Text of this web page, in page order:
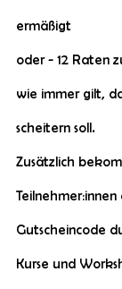
ermäßigt
oder - 12 Raten
wie immer gilt,
scheitern soll.
Zusätzlich
Gutscheincode
Kurse und